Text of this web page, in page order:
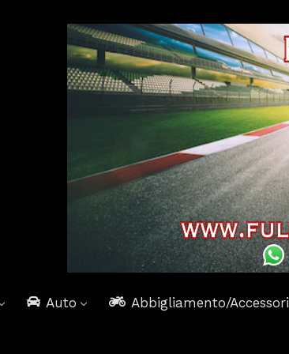
Auto Abbigliamento/Accessori